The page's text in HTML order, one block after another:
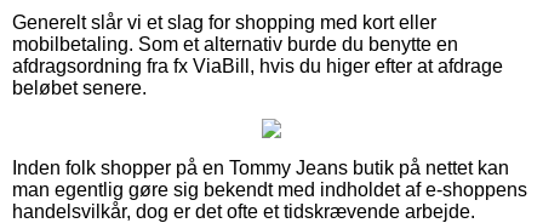
Generelt slår vi et slag for shopping med kort eller
mobilbetaling. Som et alternativ burde du benytte en
afdragsordning fra fx ViaBill, hvis du higer efter at afdrage
beløbet senere.
Inden folk shopper på en Tommy Jeans butik på nettet kan
man egentlig gøre sig bekendt med indholdet af e-shoppens
handelsvilkår, dog er det ofte et tidskrævende arbejde.